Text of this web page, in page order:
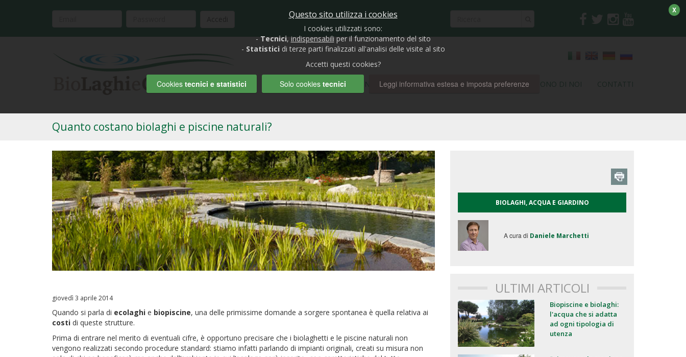
HOME BIOLAGHI E GIARDINI RUBRICHE AUTORI PARTNER DICONO DI NOI CONTATTI
Quanto costano biolaghi e piscine naturali?
giovedì 3 aprile 2014
Quando si parla di ecolaghi e biopiscine, una delle primissime domande a sorgere spontanea è quella relativa ai
costi di queste strutture.
Prima di entrare nel merito di eventuali cifre, è opportuno precisare che i biolaghetti e le piscine naturali non
vengono realizzati secondo procedure standard: stiamo infatti parlando di impianti originali, creati su misura non
BIOLAGHI, ACQUA E GIARDINO
A cura di Daniele Marchetti
ULTIMI ARTICOLI
Biopiscine e biolaghi:
l'acqua che si adatta
ad ogni tipologia di
utenza
X
Questo sito utilizza i cookies
I cookies utilizzati sono:
-Tecnici,indispensabiliper il funzionamento del sito
- Statistici di terze parti finalizzati all'analisi delle visite al sito
Accetti questi cookies?
Cookies tecnici e statistici Solo cookies tecnici Leggi informativa estesa e imposta preferenze